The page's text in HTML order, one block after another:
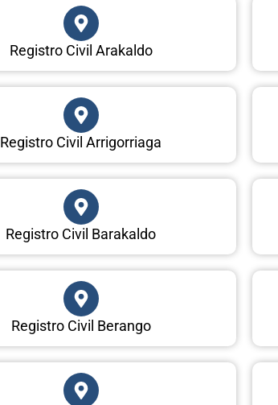
Registro Civil Arakaldo
Registro Civil Arrigorriaga
Registro Civil Barakaldo
Registro Civil Berango